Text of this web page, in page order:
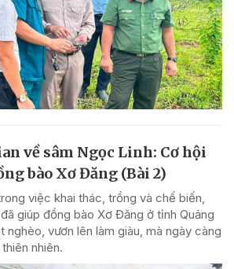
về sâm Ngọc Linh: Cơ hội
bào Xơ Đăng (Bài 2)
việc khai thác, trồng và chế biến,
giúp đồng bào Xơ Đăng ở tỉnh Quảng
nghèo, vươn lên làm giàu, mà ngày càng
nhiên.